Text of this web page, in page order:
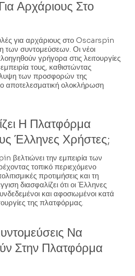
Αρχάριους Στο
για αρχάριους στο Oscarspin
των συντομεύσεων. Οι νέοι
γρήγορα στις λειτουργίες
τους, καθιστώντας
των προσφορών της
αποτελεσματική ολοκλήρωση
Η Πλατφόρμα
Έλληνες Χρήστες;
βελτιώνει την εμπειρία των
τοπικό περιεχόμενο
προτιμήσεις και τη
διασφαλίζει ότι οι Έλληνες
και αφοσιωμένοι κατά
της πλατφόρμας.
Να
Στην Πλατφόρμα